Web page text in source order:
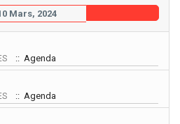
Mars, 2024
:: Agenda
:: Agenda